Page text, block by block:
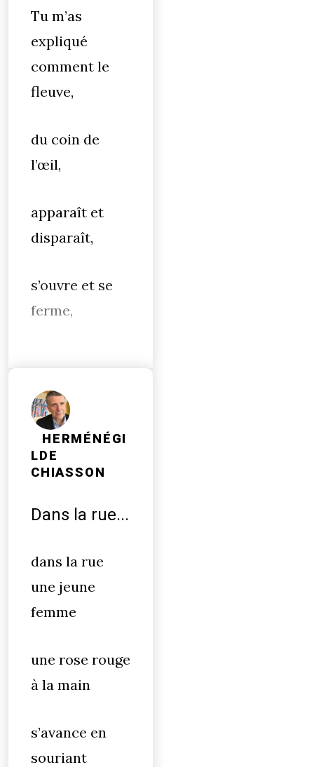
Tu m’as
expliqué
comment le
fleuve,
du coin de
l’œil,
apparaît et
disparaît,
s’ouvre et se
ferme,
HERMÉNÉGI
LDE
CHIASSON
Dans la rue...
dans la rue
une jeune
femme
une rose rouge
à la main
s’avance en
souriant